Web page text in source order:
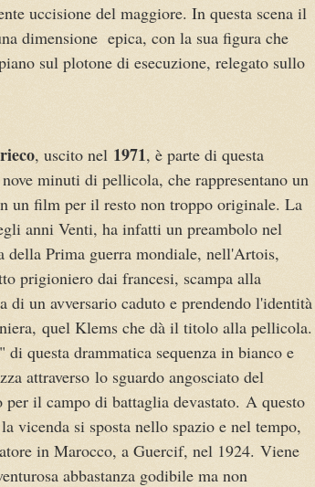
uccisione del maggiore. In questa scena il
dimensione epica, con la sua figura che
sul plotone di esecuzione, relegato sullo
, uscito nel 1971, è parte di questa
minuti di pellicola, che rappresentano un
un film per il resto non troppo originale. La
anni Venti, ha infatti un preambolo nel
della Prima guerra mondiale, nell'Artois,
prigioniero dai francesi, scampa alla
di un avversario caduto e prendendo l'identità
quel Klems che dà il titolo alla pellicola.
di questa drammatica sequenza in bianco e
attraverso lo sguardo angosciato del
il campo di battaglia devastato. A questo
vicenda si sposta nello spazio e nel tempo,
in Marocco, a Guercif, nel 1924. Viene
abbastanza godibile ma non